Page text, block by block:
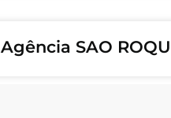
Agência SAO